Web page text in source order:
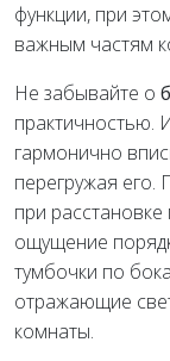
функции, при
важным частям
Не забывайте о
практичностью.
гармонично
перегружая его.
при
ощущение
тумбочки по
отражающие
комнаты.